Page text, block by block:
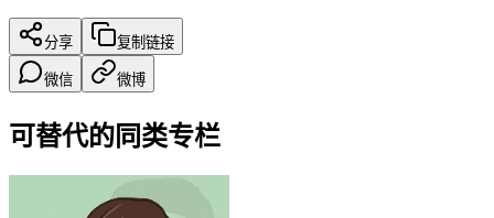
分享 复制链接
微信 微博
可替代的同类专栏